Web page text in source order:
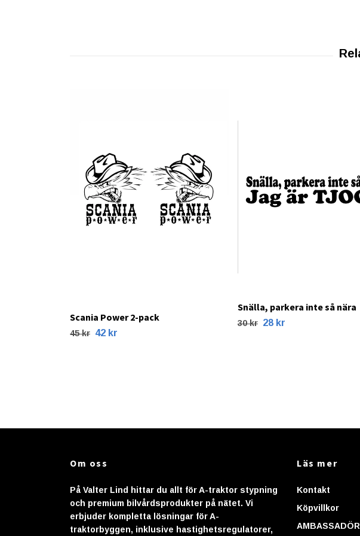
Scania Power 2-pack
45 kr 42 kr
Snälla, parkera inte så nära
30 kr 28 kr
Om oss
På Valter Lind hittar du allt för A-traktor stypning
och premium bilvårdsprodukter på nätet. Vi
erbjuder kompletta lösningar för A-
traktorbyggen, inklusive hastighetsregulatorer,
Läs mer
Kontakt
Köpvillkor
AMBASSADÖR